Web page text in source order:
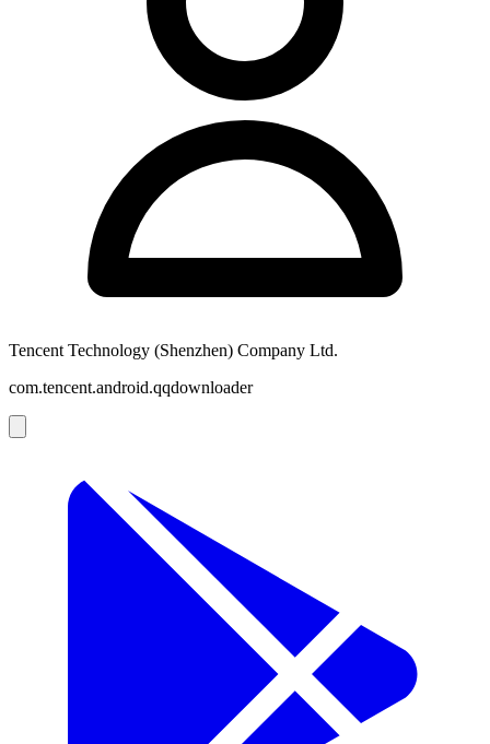
Tencent Technology (Shenzhen) Company Ltd.
com.tencent.android.qqdownloader